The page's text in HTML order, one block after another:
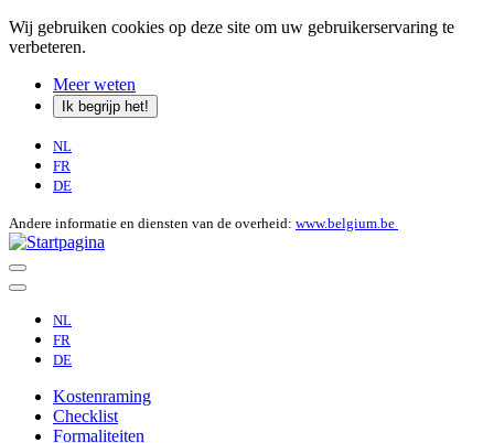
Wij gebruiken cookies op deze site om uw gebruikerservaring te
verbeteren.
Meer weten
Ik begrijp het!
NL
FR
DE
Andere informatie en diensten van de overheid: www.belgium.be
NL
FR
DE
Kostenraming
Checklist
Formaliteiten